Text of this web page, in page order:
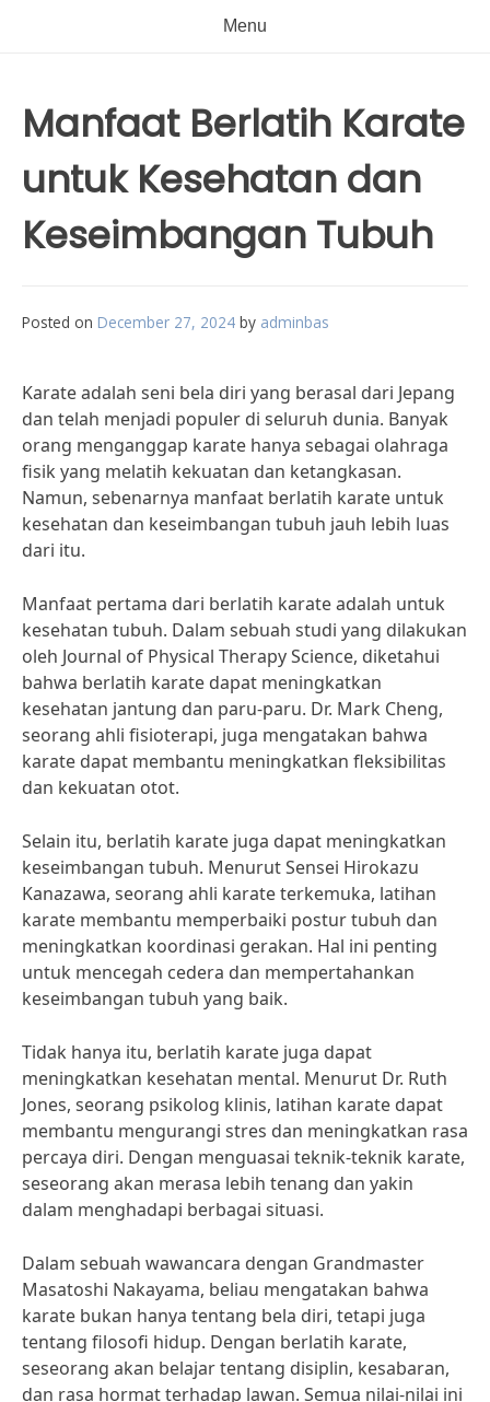
Menu
Manfaat Berlatih Karate
untuk Kesehatan dan
Keseimbangan Tubuh
Posted on December 27, 2024 by adminbas
Karate adalah seni bela diri yang berasal dari Jepang
dan telah menjadi populer di seluruh dunia. Banyak
orang menganggap karate hanya sebagai olahraga
fisik yang melatih kekuatan dan ketangkasan.
Namun, sebenarnya manfaat berlatih karate untuk
kesehatan dan keseimbangan tubuh jauh lebih luas
dari itu.
Manfaat pertama dari berlatih karate adalah untuk
kesehatan tubuh. Dalam sebuah studi yang dilakukan
oleh Journal of Physical Therapy Science, diketahui
bahwa berlatih karate dapat meningkatkan
kesehatan jantung dan paru-paru. Dr. Mark Cheng,
seorang ahli fisioterapi, juga mengatakan bahwa
karate dapat membantu meningkatkan fleksibilitas
dan kekuatan otot.
Selain itu, berlatih karate juga dapat meningkatkan
keseimbangan tubuh. Menurut Sensei Hirokazu
Kanazawa, seorang ahli karate terkemuka, latihan
karate membantu memperbaiki postur tubuh dan
meningkatkan koordinasi gerakan. Hal ini penting
untuk mencegah cedera dan mempertahankan
keseimbangan tubuh yang baik.
Tidak hanya itu, berlatih karate juga dapat
meningkatkan kesehatan mental. Menurut Dr. Ruth
Jones, seorang psikolog klinis, latihan karate dapat
membantu mengurangi stres dan meningkatkan rasa
percaya diri. Dengan menguasai teknik-teknik karate,
seseorang akan merasa lebih tenang dan yakin
dalam menghadapi berbagai situasi.
Dalam sebuah wawancara dengan Grandmaster
Masatoshi Nakayama, beliau mengatakan bahwa
karate bukan hanya tentang bela diri, tetapi juga
tentang filosofi hidup. Dengan berlatih karate,
seseorang akan belajar tentang disiplin, kesabaran,
dan rasa hormat terhadap lawan. Semua nilai-nilai ini